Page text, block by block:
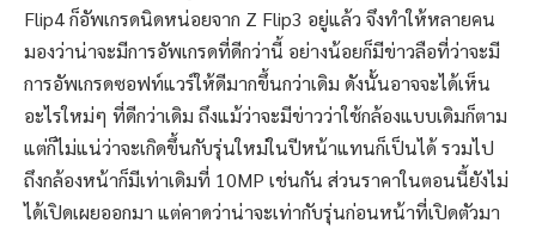
Flip4 ก็อัพเกรดนิดหน่อยจาก Z Flip3 อยู่แล้ว จึงทำให้หลายคน
มองว่าน่าจะมีการอัพเกรดที่ดีกว่านี้ อย่างน้อยก็มีข่าวลือที่ว่าจะมี
การอัพเกรดซอฟท์แวร์ให้ดีมากขึ้นกว่าเดิม ดังนั้นอาจจะได้เห็น
อะไรใหม่ๆ ที่ดีกว่าเดิม ถึงแม้ว่าจะมีข่าวว่าใช้กล้องแบบเดิมก็ตาม
แต่ก็ไม่แน่ว่าจะเกิดขึ้นกับรุ่นใหม่ในปีหน้าแทนก็เป็นได้ รวมไป
ถึงกล้องหน้าก็มีเท่าเดิมที่ 10MP เช่นกัน ส่วนราคาในตอนนี้ยังไม่
ได้เปิดเผยออกมา แต่คาดว่าน่าจะเท่ากับรุ่นก่อนหน้าที่เปิดตัวมา